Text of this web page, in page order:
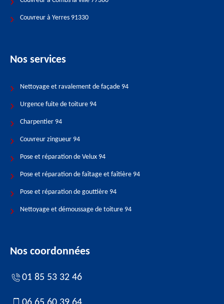
Couvreur à Yerres 91330
Nos services
Nettoyage et ravalement de façade 94
Urgence fuite de toiture 94
Charpentier 94
Couvreur zingueur 94
Pose et réparation de Velux 94
Pose et réparation de faîtage et faîtière 94
Pose et réparation de gouttière 94
Nettoyage et démoussage de toiture 94
Nos coordonnées
01 85 53 32 46